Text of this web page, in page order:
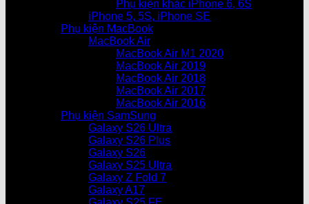
Phụ kiện khác iPhone 6, 6S
iPhone 5, 5S, iPhone SE
Phụ kiện MacBook
MacBook Air
MacBook Air M1 2020
MacBook Air 2019
MacBook Air 2018
MacBook Air 2017
MacBook Air 2016
Phụ kiện SamSung
Galaxy S26 Ultra
Galaxy S26 Plus
Galaxy S26
Galaxy S25 Ultra
Galaxy Z Fold 7
Galaxy A17